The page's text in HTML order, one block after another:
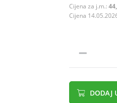
Cijena za j.m.:
Cijena
DODAJ